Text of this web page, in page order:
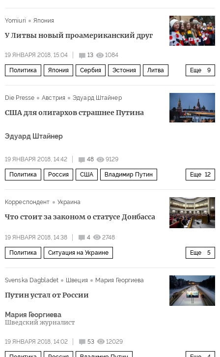
Олимпиада-2018
Отстранение от Игр 2018 года как объявление войны
Yomiuri Япония
У Литвы новый проамериканский друг
19 ЯНВАРЯ 2018, 15:04 13 1084
Еще 9
Политика Япония Сербия Эстония Литва
Die Presse Австрия Эдуард Штайнер
США для олигархов страшнее Путина
Эдуард Штайнер
19 ЯНВАРЯ 2018, 14:42 48 9129
Еще 12
Политика Россия США Владимир Путин
капитал запрет финансирование
Корреспондент Украина
Что стоит за законом о статусе Донбасса
19 ЯНВАРЯ 2018, 14:38 4 2748
Еще 5
Политика Ситуация на Украине
Восточная Украина Петр Порошенко
Svenska Dagbladet Швеция Мария Георгиева
Путин устал от России
Мария Георгиева
Шведский журналист
19 ЯНВАРЯ 2018, 14:02 53 12029